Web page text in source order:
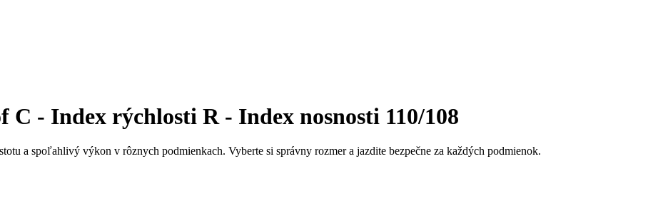
- Index rýchlosti R - Index nosnosti 110/108
a spoľahlivý výkon v rôznych podmienkach. Vyberte si správny rozmer a jazdite bezpečne za každých podmienok.